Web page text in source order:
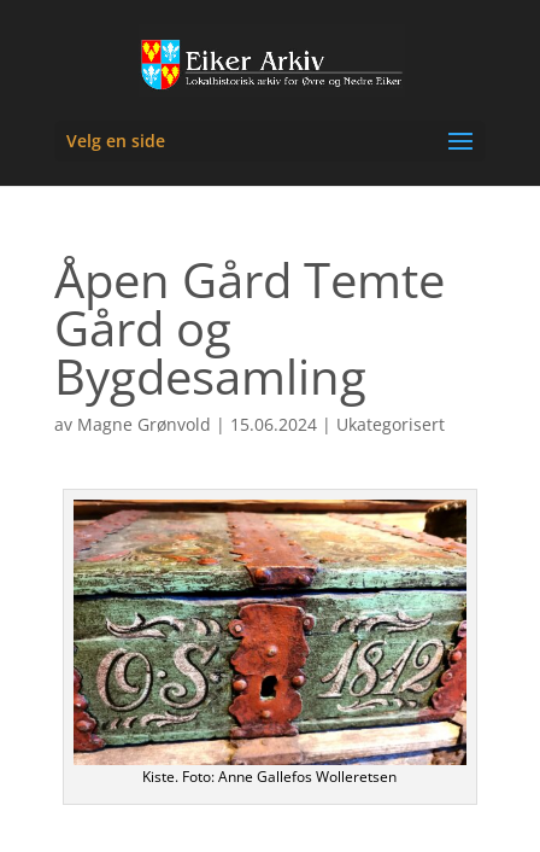
Velg en side
Åpen Gård Temte
Gård og
Bygdesamling
av Magne Grønvold | 15.06.2024| Ukategorisert
Kiste. Foto: Anne Gallefos Wolleretsen